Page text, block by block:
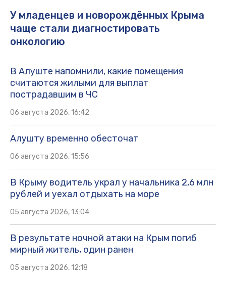
У младенцев и новорождённых Крыма
чаще стали диагностировать
онкологию
В Алуште напомнили, какие помещения
считаются жилыми для выплат
пострадавшим в ЧС
06 августа 2026, 16:42
Алушту временно обесточат
06 августа 2026, 15:56
В Крыму водитель украл у начальника 2,6 млн
рублей и уехал отдыхать на море
05 августа 2026, 13:04
В результате ночной атаки на Крым погиб
мирный житель, один ранен
05 августа 2026, 12:18